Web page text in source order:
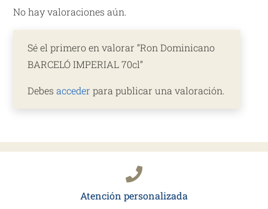
No hay valoraciones aún.
Sé el primero en valorar “Ron Dominicano
BARCELÓ IMPERIAL 70cl”
Debesacceder para publicar una valoración.
Atención personalizada